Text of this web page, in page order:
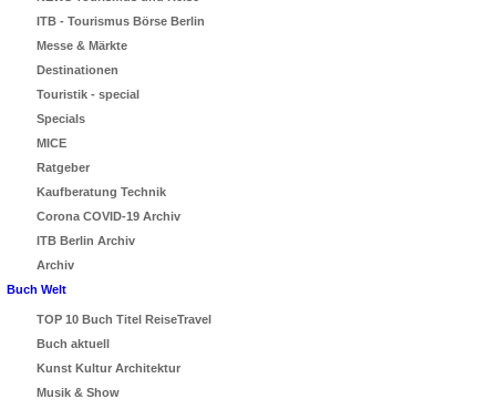
ITB - Tourismus Börse Berlin
Messe & Märkte
Destinationen
Touristik - special
Specials
MICE
Ratgeber
Kaufberatung Technik
Corona COVID-19 Archiv
ITB Berlin Archiv
Archiv
Buch Welt
TOP 10 Buch Titel ReiseTravel
Buch aktuell
Kunst Kultur Architektur
Musik & Show